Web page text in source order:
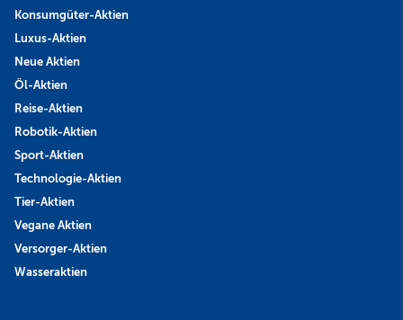
Konsumgüter-Aktien
Luxus-Aktien
Neue Aktien
Öl-Aktien
Reise-Aktien
Robotik-Aktien
Sport-Aktien
Technologie-Aktien
Tier-Aktien
Vegane Aktien
Versorger-Aktien
Wasseraktien